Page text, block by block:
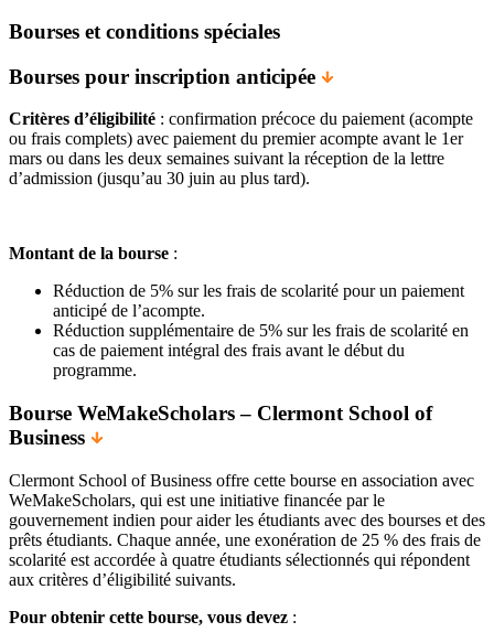
Bourses et conditions spéciales
Bourses pour inscription anticipée
Critères d’éligibilité : confirmation précoce du paiement (acompte
ou frais complets) avec paiement du premier acompte avant le 1er
mars ou dans les deux semaines suivant la réception de la lettre
d’admission (jusqu’au 30 juin au plus tard).
Montant de la bourse :
Réduction de 5% sur les frais de scolarité pour un paiement
anticipé de l’acompte.
Réduction supplémentaire de 5% sur les frais de scolarité en
cas de paiement intégral des frais avant le début du
programme.
Bourse WeMakeScholars – Clermont School of
Business
Clermont School of Business offre cette bourse en association avec
WeMakeScholars, qui est une initiative financée par le
gouvernement indien pour aider les étudiants avec des bourses et des
prêts étudiants. Chaque année, une exonération de 25 % des frais de
scolarité est accordée à quatre étudiants sélectionnés qui répondent
aux critères d’éligibilité suivants.
Pour obtenir cette bourse, vous devez :